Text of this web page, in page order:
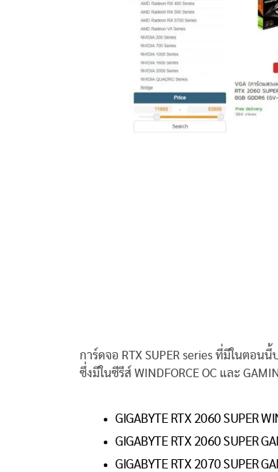
การ์ดจอ RTX SUPER series ที่มีในตอนนี้
ซึ่งมีในซีรีส์ WINDFORCE OC และ
GIGABYTE RTX 2060 SUPER
GIGABYTE RTX 2060 SUPER
GIGABYTE RTX 2070 SUPER